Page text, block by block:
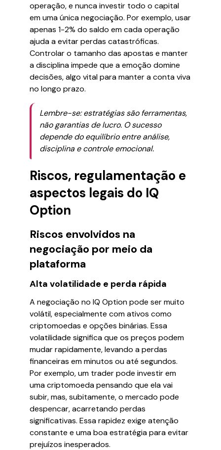
operação, e nunca investir todo o capital
em uma única negociação. Por exemplo, usar
apenas 1-2% do saldo em cada operação
ajuda a evitar perdas catastróficas.
Controlar o tamanho das apostas e manter
a disciplina impede que a emoção domine
decisões, algo vital para manter a conta viva
no longo prazo.
Lembre-se: estratégias são ferramentas,
não garantias de lucro. O sucesso
depende do equilíbrio entre análise,
disciplina e controle emocional.
Riscos, regulamentação e
aspectos legais do IQ
Option
Riscos envolvidos na
negociação por meio da
plataforma
Alta volatilidade e perda rápida
A negociação no IQ Option pode ser muito
volátil, especialmente com ativos como
criptomoedas e opções binárias. Essa
volatilidade significa que os preços podem
mudar rapidamente, levando a perdas
financeiras em minutos ou até segundos.
Por exemplo, um trader pode investir em
uma criptomoeda pensando que ela vai
subir, mas, subitamente, o mercado pode
despencar, acarretando perdas
significativas. Essa rapidez exige atenção
constante e uma boa estratégia para evitar
prejuízos inesperados.